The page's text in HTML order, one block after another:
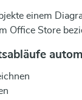
einem
Office Store